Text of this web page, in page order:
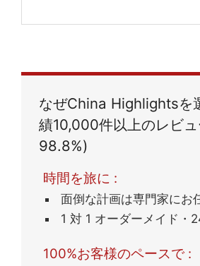
なぜChina Highlightsを
績10,000件以上のレビ
98.8%)
時間を旅に :
面倒な計画は専門家にお
1 対 1 オーダーメイド・
100%お客様のペースで :